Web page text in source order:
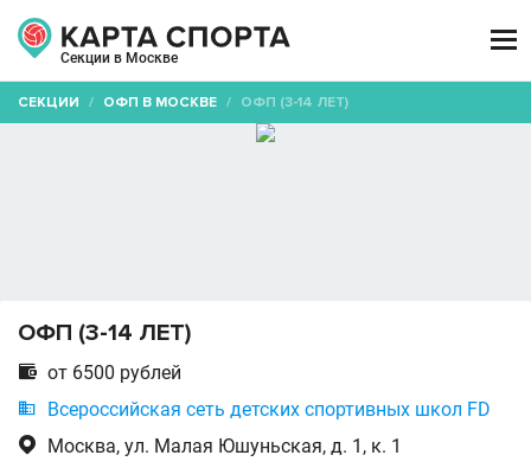
Секции в Москве

СЕКЦИИ / ОФП В МОСКВЕ / ОФП (3-14 ЛЕТ)
ОФП (3-14 ЛЕТ)
 от 6500 рублей
 Всероссийская сеть детских спортивных школ FD
 Москва, ул. Малая Юшуньская, д. 1, к. 1